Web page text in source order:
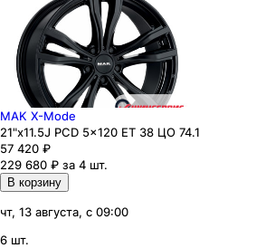
MAK X-Mode
21"x11.5J PCD 5x120 ЕТ 38 ЦО 74.1
57 420 ₽
229 680 ₽ за 4 шт.
В корзину
чт, 13 августа, с 09:00
6 шт.